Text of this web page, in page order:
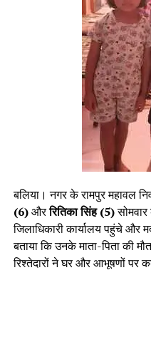
बलिया। नगर के रामपुर महावल
(6)औररितिका सिंह (5)
जिलाधिकारी कार्यालय पहुंचे और
बताया कि उनके माता-पिता की
रिश्तेदारों ने घर और आभूषणों पर